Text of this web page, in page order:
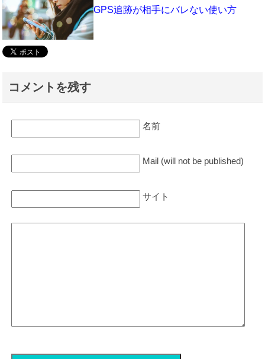
GPS追跡が相手にバレない使い方
コメントを残す
名前
Mail (will not be published)
サイト